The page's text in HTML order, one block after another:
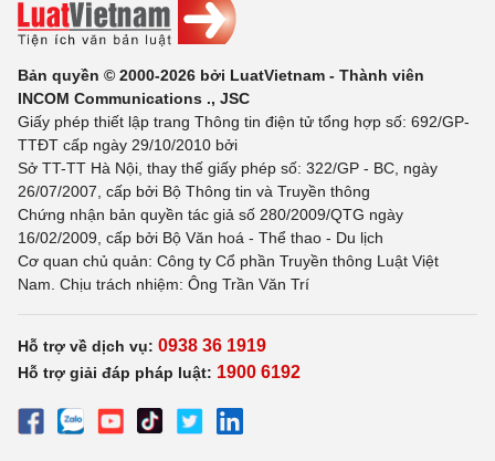
Bản quyền © 2000-2026 bởi LuatVietnam - Thành viên
INCOM Communications ., JSC
Giấy phép thiết lập trang Thông tin điện tử tổng hợp số: 692/GP-
TTĐT cấp ngày 29/10/2010 bởi
Sở TT-TT Hà Nội, thay thế giấy phép số: 322/GP - BC, ngày
26/07/2007, cấp bởi Bộ Thông tin và Truyền thông
Chứng nhận bản quyền tác giả số 280/2009/QTG ngày
16/02/2009, cấp bởi Bộ Văn hoá - Thể thao - Du lịch
Cơ quan chủ quản: Công ty Cổ phần Truyền thông Luật Việt
Nam. Chịu trách nhiệm: Ông Trần Văn Trí
Hỗ trợ về dịch vụ: 0938 36 1919
Hỗ trợ giải đáp pháp luật: 1900 6192